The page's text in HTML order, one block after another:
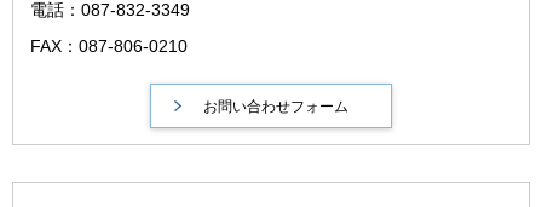
電話：087-832-3349
FAX：087-806-0210